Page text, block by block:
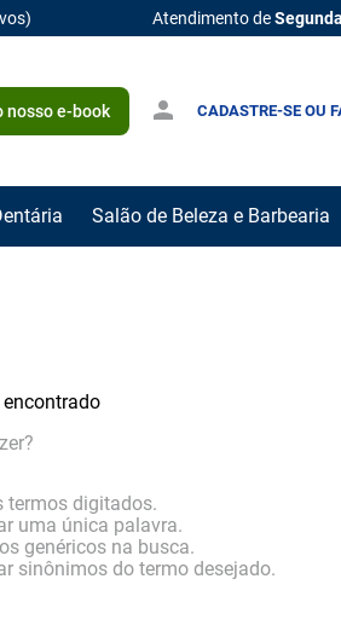
Atendimento deSegunda
nosso e-book CADASTRE-SE OU
Salão de Beleza e Barbearia
termos digitados.
uma única palavra.
genéricos na busca.
sinônimos do termo desejado.